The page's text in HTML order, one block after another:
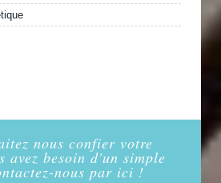
nous confier votre
avez besoin d'un simple
nous par ici !